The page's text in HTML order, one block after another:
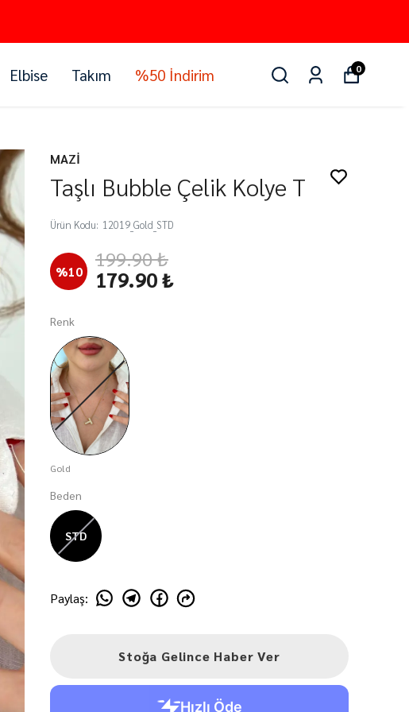
Elbise Takım %50 İndirim 0
MAZİ
Taşlı Bubble Çelik Kolye T
Ürün Kodu: 12019_Gold_STD
%10 199.90 ₺
179.90 ₺
Renk
Gold
Beden
STD
Paylaş:
Stoğa Gelince Haber Ver